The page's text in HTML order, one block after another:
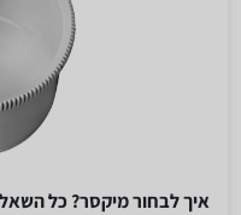
איך לבחור מיקסר? כל